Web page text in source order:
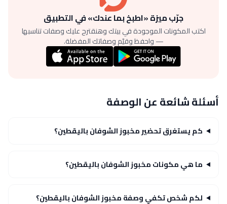
جرّب ميزة «اطبخ بما عندك» في التطبيق
اكتب المكونات الموجودة في بيتك وهنقترح عليك وصفات تناسبها
— واحفظ وقيّم وصفاتك المفضلة.
أسئلة شائعة عن الوصفة
كم يستغرق تحضير مخبوز الشوفان باليقطين؟
ما هي مكونات مخبوز الشوفان باليقطين؟
لكم شخص تكفي وصفة مخبوز الشوفان باليقطين؟